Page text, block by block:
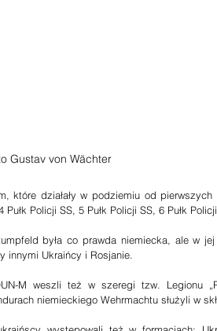
Gustav von Wächter
które działały w podziemiu od
Policji SS, 5 Pułk Policji SS, 6 Pułk
była co prawda niemiecka, ale w jej
innymi Ukraińcy i Rosjanie.
M weszli też w szeregi tzw. Legionu
niemieckiego Wehrmachtu służyli w